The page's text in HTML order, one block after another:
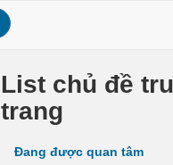
List chủ đề
trang
Đang được quan tâm